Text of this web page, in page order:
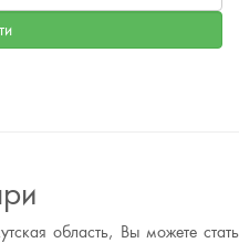
область, Вы можете стать